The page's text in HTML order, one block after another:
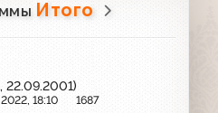
Итого
22.09.2001)
18:10 1687